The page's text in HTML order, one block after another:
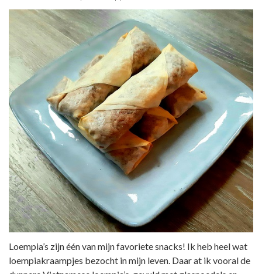
Loempia’s zijn één van mijn favoriete snacks! Ik heb heel wat
loempiakraampjes bezocht in mijn leven. Daar at ik vooral de